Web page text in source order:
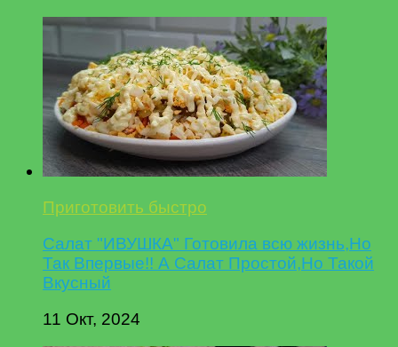
Приготовить быстро
Салат "ИВУШКА" Готовила всю жизнь,Но
Так Впервые!! А Салат Простой,Но Такой
Вкусный
11 Окт, 2024